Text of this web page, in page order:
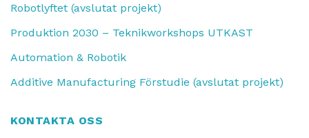
Robotlyftet (avslutat projekt)
Produktion 2030 – Teknikworkshops UTKAST
Automation & Robotik
Additive Manufacturing Förstudie (avslutat projekt)
KONTAKTA OSS